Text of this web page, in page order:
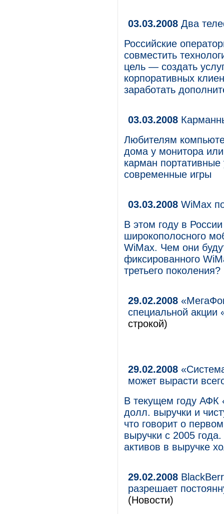
03.03.2008 Два
Российские
совместить
цель — создать
корпоративных
заработать
03.03.2008
Любителям
дома у монитора
карман
современные игры
03.03.2008 WiMax
В этом году в
широкополосного
WiMax. Чем они
фиксированного
третьего поколения?
29.02.2008
специальной акции
строкой)
29.02.2008
может вырасти
В текущем году АФК
долл. выручки и
что говорит о
выручки с 2005
активов в выручке
29.02.2008
разрешает
(Новости)